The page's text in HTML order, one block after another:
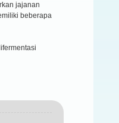
jajanan
beberapa